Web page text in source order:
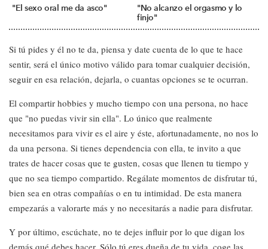
"El sexo oral me da asco"
"No alcanzo el orgasmo y lo
finjo"
Si tú pides y él no te da, piensa y date cuenta de lo que te hace
sentir, será el único motivo válido para tomar cualquier decisión,
seguir en esa relación, dejarla, o cuantas opciones se te ocurran.
El compartir hobbies y mucho tiempo con una persona, no hace
que "no puedas vivir sin ella". Lo único que realmente
necesitamos para vivir es el aire y éste, afortunadamente, no nos lo
da una persona. Si tienes dependencia con ella, te invito a que
trates de hacer cosas que te gusten, cosas que llenen tu tiempo y
que no sea tiempo compartido. Regálate momentos de disfrutar tú,
bien sea en otras compañías o en tu intimidad. De esta manera
empezarás a valorarte más y no necesitarás a nadie para disfrutar.
Y por último, escúchate, no te dejes influir por lo que digan los